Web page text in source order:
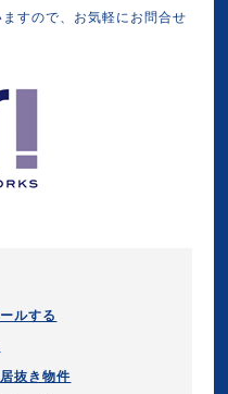
すので、お気軽にお問合せ
ルする
抜き物件